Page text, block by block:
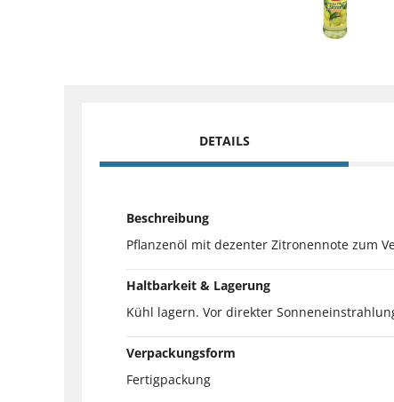
DETAILS
Beschreibung
Pflanzenöl mit dezenter Zitronennote zum
Haltbarkeit & Lagerung
Kühl lagern. Vor direkter
Verpackungsform
Fertigpackung